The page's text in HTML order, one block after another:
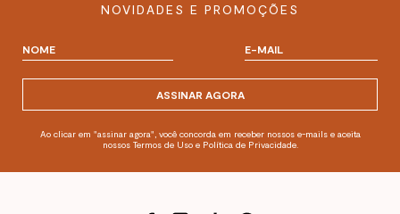
NOVIDADES E PROMOÇÕES
ASSINAR AGORA
Ao clicar em "assinar agora", você concorda em receber nossos e-mails e aceita
nossos Termos de Uso e Política de Privacidade.